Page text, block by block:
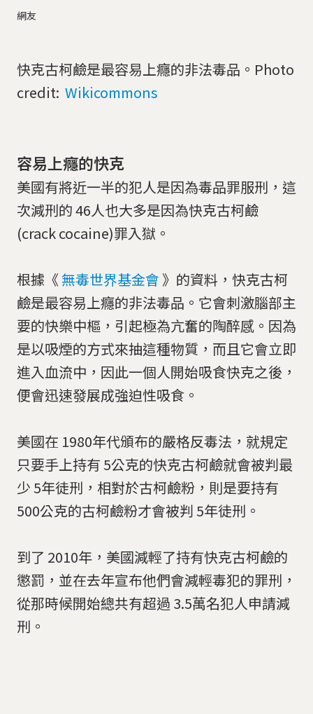
網友
快克古柯鹼是最容易上癮的非法毒品。Photo
credit: Wikicommons
容易上癮的快克
美國有將近一半的犯人是因為毒品罪服刑，這
次減刑的 46人也大多是因為快克古柯鹼
(crack cocaine)罪入獄。
根據《 無毒世界基金會 》的資料，快克古柯
鹼是最容易上癮的非法毒品。它會刺激腦部主
要的快樂中樞，引起極為亢奮的陶醉感。因為
是以吸煙的方式來抽這種物質，而且它會立即
進入血流中，因此一個人開始吸食快克之後，
便會迅速發展成強迫性吸食。
美國在 1980年代頒布的嚴格反毒法，就規定
只要手上持有 5公克的快克古柯鹼就會被判最
少 5年徒刑，相對於古柯鹼粉，則是要持有
500公克的古柯鹼粉才會被判 5年徒刑。
到了 2010年，美國減輕了持有快克古柯鹼的
懲罰，並在去年宣布他們會減輕毒犯的罪刑，
從那時候開始總共有超過 3.5萬名犯人申請減
刑。